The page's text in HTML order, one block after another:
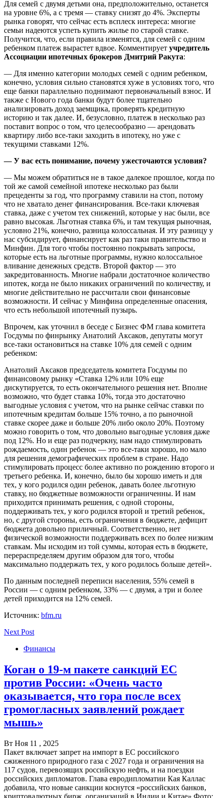
Для семей с двумя детьми она, предположительно, останется
на уровне 6%, а с тремя — ставку снизят до 4%. Эксперты
рынка говорят, что сейчас есть всплеск интереса: многие
семьи надеются успеть купить жилье по старой ставке.
Получится, что, если правила изменятся, для семей с одним
ребенком платеж вырастет вдвое. Комментирует учредитель
Ассоциации ипотечных брокеров Дмитрий Ракута:
— Для именно категории молодых семей с одним ребенком,
конечно, условия сильно становятся хуже в условиях того, что
еще банки параллельно поднимают первоначальный взнос. И
также с Нового года банки будут более тщательно
анализировать доход заемщика, проверять кредитную
историю и так далее. И, безусловно, платеж в несколько раз
поставит вопрос о том, что целесообразно — арендовать
квартиру либо все-таки заходить в ипотеку, но уже с
текущими ставками 12%.
— У вас есть понимание, почему ужесточаются условия?
— Мы можем обратиться не в такое далекое прошлое, когда по
той же самой семейной ипотеке несколько раз были
прецеденты за год, что программу ставили на стоп, потому
что не хватало денег финансирования. Все-таки ключевая
ставка, даже с учетом тех снижений, которые у нас были, все
равно высокая. Льготная ставка 6%, и там текущая рыночная,
условно 21%, конечно, разница колоссальная. И эту разницу у
нас субсидирует, финансирует как раз таки правительство и
Минфин. Для того чтобы постоянно покрывать запросы,
которые есть на льготные программы, нужно колоссальное
вливание денежных средств. Второй фактор — это
закредитованность. Многие набрали достаточное количество
ипотек, когда не было никаких ограничений по количеству, и
многие действительно не рассчитали свои финансовые
возможности. И сейчас у Минфина определенные опасения,
что есть небольшой ипотечный пузырь.
Впрочем, как уточнил в беседе с Бизнес ФМ глава комитета
Госдумы по финрынку Анатолий Аксаков, депутаты могут
все-таки остановиться на ставке 10% для семей с одним
ребенком:
Анатолий Аксаков председатель комитета Госдумы по
финансовому рынку «Ставка 12% или 10% еще
дискутируется, то есть окончательного решения нет. Вполне
возможно, что будет ставка 10%, тогда это достаточно
выгодные условия с учетом, что на рынке сейчас ставки по
ипотечным кредитам больше 15% точно, а по рыночной
ставке скорее даже и больше 20% либо около 20%. Поэтому
можно говорить о том, что довольно выгодные условия даже
под 12%. Но и еще раз подчеркну, нам надо стимулировать
рождаемость, один ребенок — это все-таки хорошо, но мало
для решения демографических проблем в стране. Надо
стимулировать процесс более активно по рождению второго и
третьего ребенка. И, конечно, было бы хорошо иметь и для
тех, у кого родился один ребенок, давать более льготную
ставку, но бюджетные возможности ограниченны. И нам
приходится принимать решения, с одной стороны,
поддерживать тех, у кого родился второй и третий ребенок,
но, с другой стороны, есть ограничения в бюджете, дефицит
бюджета довольно приличный. Соответственно, нет
физической возможности поддерживать всех по более низким
ставкам. Мы исходим из той суммы, которая есть в бюджете,
перераспределяем другим образом для того, чтобы
максимально поддержать тех, у кого родилось больше детей».
По данным последней переписи населения, 55% семей в
России — с одним ребенком, 33% — с двумя, а три и более
детей приходится на 12% семей.
Источник: bfm.ru
Next Post
Финансы
Коган о 19-м пакете санкций ЕС
против России: «Очень часто
оказывается, что гора после всех
громогласных заявлений рождает
мышь»
Вт Ноя 11 , 2025
Пакет включает запрет на импорт в ЕС российского
сжиженного природного газа с 2027 года и ограничения на
117 судов, перевозящих российскую нефть, и на поездки
российских дипломатов. Глава евродипломатии Кая Каллас
добавила, что новые санкции коснутся «российских банков,
криптовалютных бирж, организаций в Индии и Китае» Фото: